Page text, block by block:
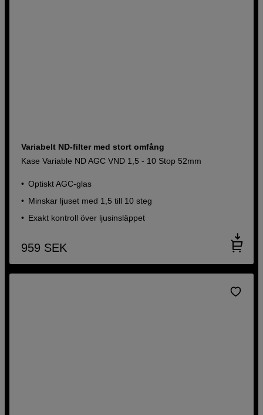
Variabelt ND-filter med stort omfång
Kase Variable ND AGC VND 1,5 - 10 Stop 52mm
Optiskt AGC-glas
Minskar ljuset med 1,5 till 10 steg
Exakt kontroll över ljusinsläppet
959 SEK